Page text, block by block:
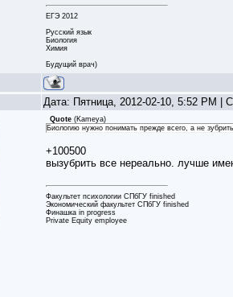
ЕГЭ 2012
Русский язык
Биология
Химия
Будущий врач)
Дата: Пятница, 2012-02-10, 5:52 PM |
Quote (Kameya)
Биологию нужно понимать прежде всего, а не
+100500
вызубрить все нереально. лучше
Факультет психологии СПбГУ finished
Экономический факультет СПбГУ finished
Финашка in progress
Private Equity employee